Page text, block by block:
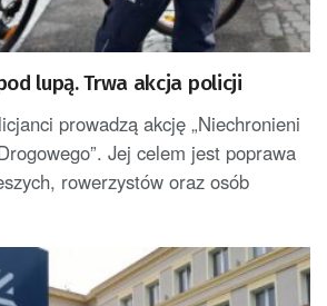
lupą. Trwa akcja policji
prowadzą akcję „Niechronieni
Jej celem jest poprawa
rowerzystów oraz osób